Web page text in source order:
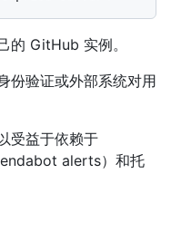
的 GitHub 实例。
份验证或外部系统对用
受益于依赖于
alerts）和托